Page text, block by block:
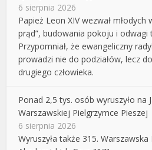
6 sierpnia 2026
Papież Leon XIV wezwał
prąd”, budowania pokoju i odwagi
Przypomniał, że ewangeliczny
prowadzi nie do podziałów, lecz
drugiego człowieka.
Ponad 2,5 tys. osób wyruszyło na
Warszawskiej Pielgrzymce Pieszej
6 sierpnia 2026
Wyruszyła także 315.